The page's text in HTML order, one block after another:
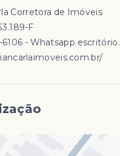
Corretora de Imóveis
F
6106 - Whatsapp escritório.